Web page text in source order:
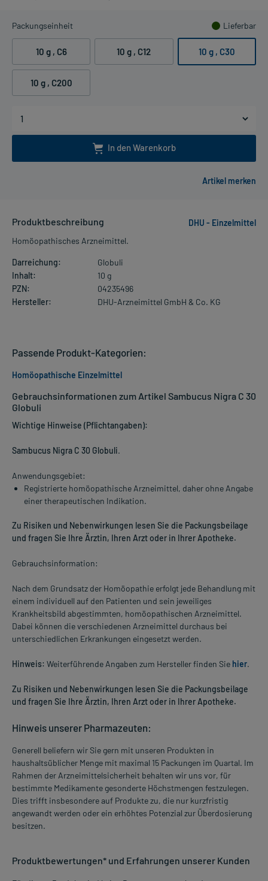
Packungseinheit Lieferbar
10 g , C6 10 g , C12 10 g , C30
10 g , C200
In den Warenkorb
Produktbeschreibung
DHU - Einzelmittel
Homöopathisches Arzneimittel.
Darreichung:
Globuli
Inhalt:
10 g
PZN:
04235496
Hersteller:
DHU-Arzneimittel GmbH & Co. KG
Gebrauchsinformationen zum Artikel Sambucus Nigra C 30
Globuli
Wichtige Hinweise (Pflichtangaben):
Sambucus Nigra C 30 Globuli.
Anwendungsgebiet:
Registrierte homöopathische Arzneimittel, daher ohne Angabe
einer therapeutischen Indikation.
Zu Risiken und Nebenwirkungen lesen Sie die Packungsbeilage
und fragen Sie Ihre Ärztin, Ihren Arzt oder in Ihrer Apotheke.
Gebrauchsinformation:
Nach dem Grundsatz der Homöopathie erfolgt jede Behandlung mit
einem individuell auf den Patienten und sein jeweiliges
Krankheitsbild abgestimmten, homöopathischen Arzneimittel.
Dabei können die verschiedenen Arzneimittel durchaus bei
unterschiedlichen Erkrankungen eingesetzt werden.
Hinweis: Weiterführende Angaben zum Hersteller finden Sie hier.
Zu Risiken und Nebenwirkungen lesen Sie die Packungsbeilage
und fragen Sie Ihre Ärztin, Ihren Arzt oder in Ihrer Apotheke.
Hinweis unserer Pharmazeuten:
Generell beliefern wir Sie gern mit unseren Produkten in
haushaltsüblicher Menge mit maximal 15 Packungen im Quartal. Im
Rahmen der Arzneimittelsicherheit behalten wir uns vor, für
bestimmte Medikamente gesonderte Höchstmengen festzulegen.
Dies trifft insbesondere auf Produkte zu, die nur kurzfristig
angewandt werden oder ein erhöhtes Potenzial zur Überdosierung
besitzen.
Produktbewertungen* und Erfahrungen unserer Kunden
Passende Produkt-Kategorien:
Homöopathische Einzelmittel